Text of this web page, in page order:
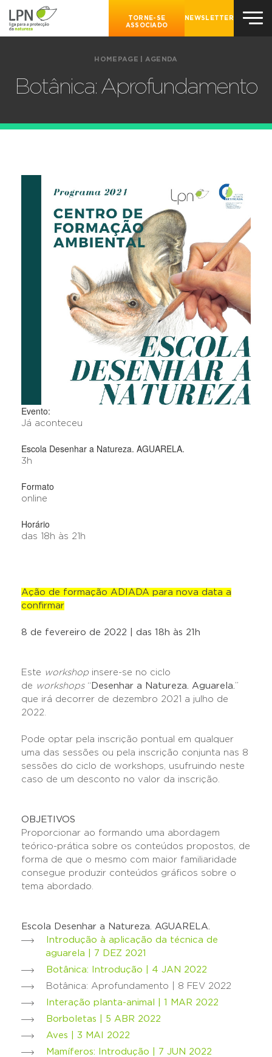
TORNE-SE
ASSOCIADO
NEWSLETTER
HOMEPAGE AGENDA
Botânica: Aprofundamento
Evento:
Já aconteceu
Escola Desenhar a Natureza. AGUARELA.
3h
Formato
online
Horário
das 18h às 21h
Ação de formação ADIADA para nova data a
confirmar
8 de fevereiro de 2022 | das 18h às 21h
Este workshop insere-se no ciclo
de workshops“ Desenhar a Natureza. Aguarela.”
que irá decorrer de dezembro 2021 a julho de
2022.
Pode optar pela inscrição pontual em qualquer
uma das sessões ou pela inscrição conjunta nas 8
sessões do ciclo de workshops, usufruindo neste
caso de um desconto no valor da inscrição.
OBJETIVOS
Proporcionar ao formando uma abordagem
teórico-prática sobre os conteúdos propostos, de
forma de que o mesmo com maior familiaridade
consegue produzir conteúdos gráficos sobre o
tema abordado.
Escola Desenhar a Natureza. AGUARELA.
Introdução à aplicação da técnica de
aguarela | 7 DEZ 2021
Botânica: Introdução | 4 JAN 2022
Botânica: Aprofundamento | 8 FEV 2022
Interação planta-animal | 1 MAR 2022
Borboletas | 5 ABR 2022
Aves | 3 MAI 2022
Mamíferos: Introdução | 7 JUN 2022